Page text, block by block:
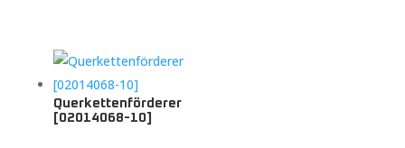
Querkettenförderer
[02014068-10]